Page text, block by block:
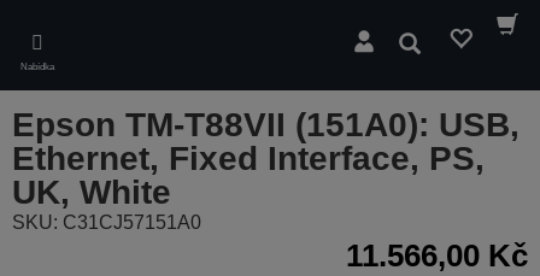
main
content
Nabídka
Hledat
Epson TM-T88VII (151A0): USB,
Ethernet, Fixed Interface, PS,
UK, White
SKU: C31CJ57151A0
11.566,00 Kč